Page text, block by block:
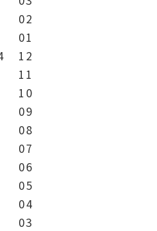
02
01
12
11
10
09
08
07
06
05
04
03